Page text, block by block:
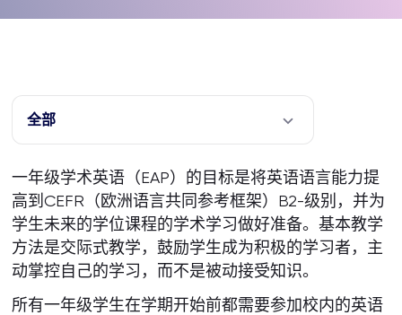
学院
校园生活
关于我们
全部
一年级学术英语（EAP）的目标是将英语语言能力提
高到CEFR（欧洲语言共同参考框架）B2-级别，并为
学生未来的学位课程的学术学习做好准备。基本教学
方法是交际式教学，鼓励学生成为积极的学习者，主
动掌控自己的学习，而不是被动接受知识。
所有一年级学生在学期开始前都需要参加校内的英语